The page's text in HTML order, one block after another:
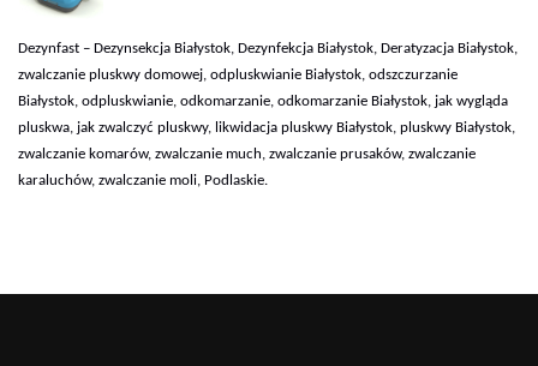
Dezynfast – Dezynsekcja Białystok, Dezynfekcja Białystok, Deratyzacja Białystok,
zwalczanie pluskwy domowej, odpluskwianie Białystok, odszczurzanie
Białystok, odpluskwianie, odkomarzanie, odkomarzanie Białystok, jak wygląda
pluskwa, jak zwalczyć pluskwy, likwidacja pluskwy Białystok, pluskwy Białystok,
zwalczanie komarów, zwalczanie much, zwalczanie prusaków, zwalczanie
karaluchów, zwalczanie moli, Podlaskie.